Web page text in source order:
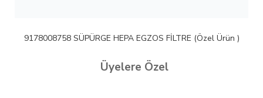
9178008758 SÜPÜRGE HEPA EGZOS FİLTRE (Özel Ürün )
Üyelere Özel